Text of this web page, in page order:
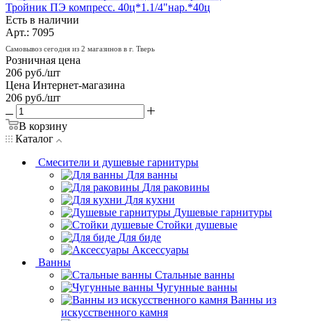
Тройник ПЭ компресс. 40ц*1.1/4"нар.*40ц
Есть в наличии
Арт.: 7095
Самовывоз сегодня из 2 магазинов в г. Тверь
Розничная цена
206 руб./шт
Цена Интернет-магазина
206 руб./шт
В корзину
Каталог
Смесители и душевые гарнитуры
Для ванны
Для раковины
Для кухни
Душевые гарнитуры
Стойки душевые
Для биде
Аксессуары
Ванны
Стальные ванны
Чугунные ванны
Ванны из
искусственного камня